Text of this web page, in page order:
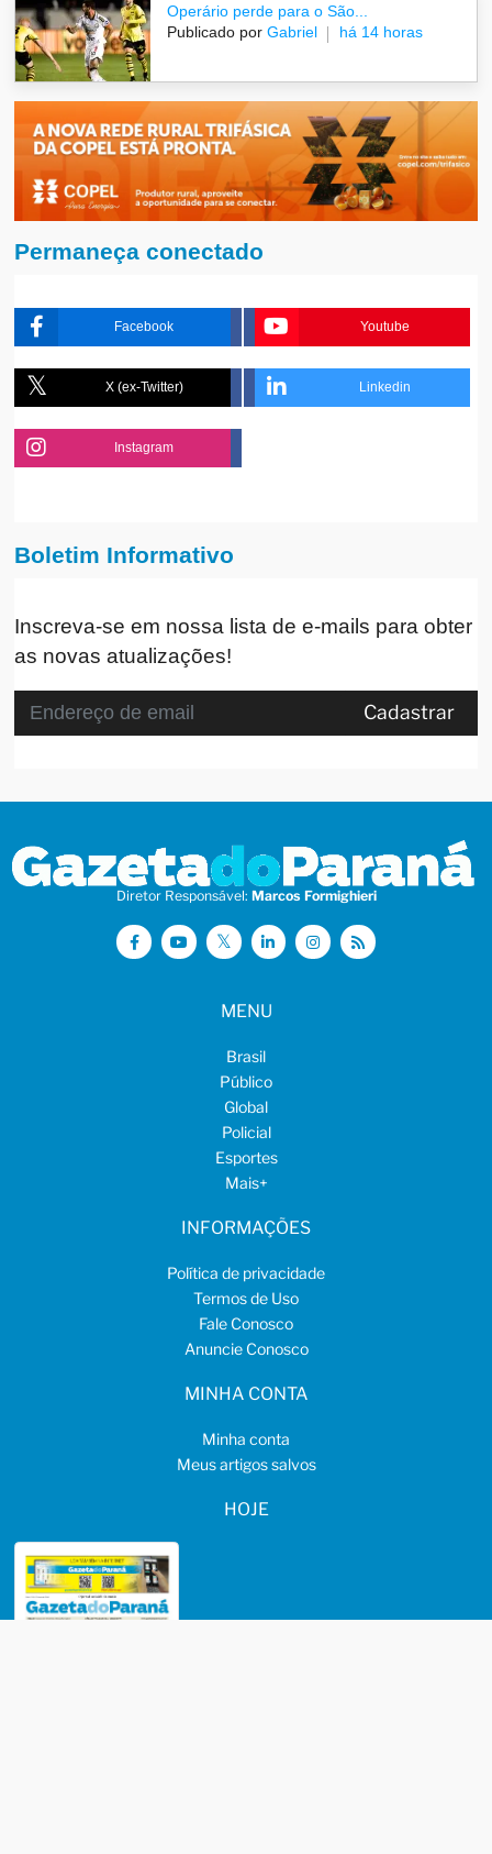
Operário perde para o São...
Publicado por Gabriel há 14 horas
Permaneça conectado
Facebook Youtube
X (ex-Twitter) Linkedin
Instagram
Boletim Informativo
Inscreva-se em nossa lista de e-mails para obter
as novas atualizações!
Cadastrar
Diretor Responsável: Marcos Formighieri
MENU
Brasil
Público
Global
Policial
Esportes
Mais+
INFORMAÇÕES
Política de privacidade
Termos de Uso
Fale Conosco
Anuncie Conosco
MINHA CONTA
Minha conta
Meus artigos salvos
HOJE